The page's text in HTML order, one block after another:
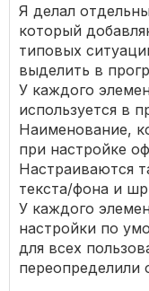
Я делал
который
типовых
выделить в
У каждого
используется в
Наименование,
при настройке
Настраиваются
текста/фона и
У каждого
настройки по
для всех
переопределили